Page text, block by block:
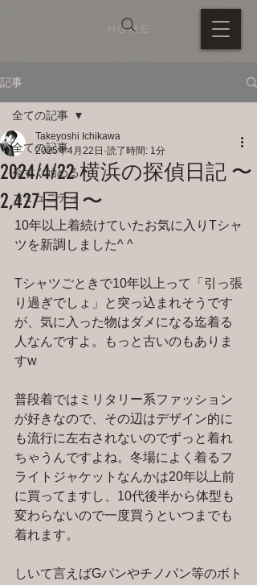
HOME
記事
全ての記事
今すぐ始める
コミュニティ
全ての記事
2024/4/22 横浜の探偵日記 〜
2,427日目〜
Takeyoshi Ichikawa
2025年4月22日 読了時間: 1分
10年以上着続けていたお気に入りTシャ
ツを新調しました^ ^
Tシャツごときで10年以上って「引っ張
り過ぎでしょ」と突っ込まれそうです
が、気に入った物はダメになる迄着る
人なんですよ。もっと古いのもありま
すw
普段着ではミリタリー系ファッション
が好きなので、その辺はデザイン的に
も流行に左右されないのでずっと着れ
ちゃうんですよね。冬場によく着るフ
ライトジャケットなんかは20年以上前
に買ってますし、10代後半から体型も
変わらないので一度買うといつまでも
着れます。
しいて言えばGパンやチノパン等のボト